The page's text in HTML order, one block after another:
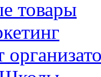
товары